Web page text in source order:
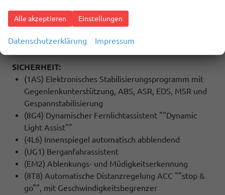
Android Auto
Ladefunktion
SICHERHEIT:
(1AS) Elektronisches Stabilisierungsprogramm mit
Gegenlenkunterstützung, ABS, ASR, EDS, MSR und
Gespannstabilisierung
(8G4) Dynamischer Fernlichtassistent ""Dynamic
Light Assist""
(4L6) Innenspiegel automatisch abblendend
(UG1) Berganfahrassistent
(EM2) Ablenkungs- und Müdigkeitserkennung
(8T8) Automatische Distanzregelung ACC ""stop &
go"", mit Geschwindigkeitsbegrenzer
Alle akzeptieren Einstellungen
Datenschutzerklärung Impressum